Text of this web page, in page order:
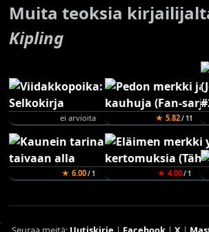
Muita teoksia
Kipling
ei arvioita ★ 5.82/ 11
★ 6.00/ 1 ★ 4.00/ 1